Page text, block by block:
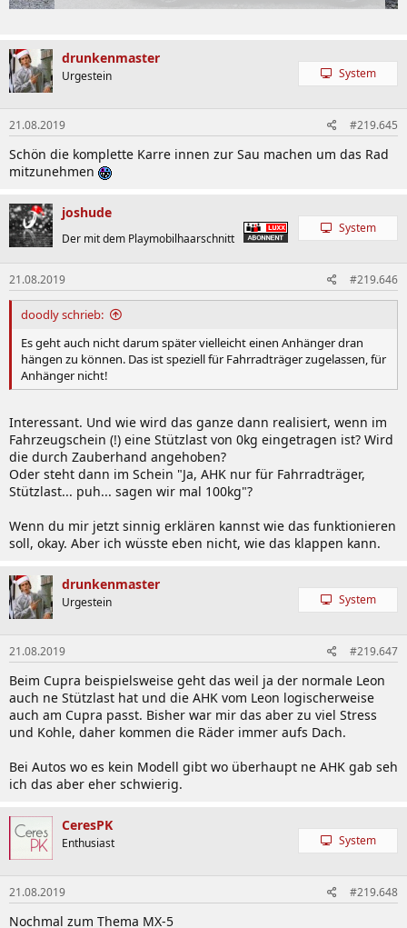
drunkenmaster
Urgestein System
21.08.2019 #219.645
Schön die komplette Karre innen zur Sau machen um das Rad
mitzunehmen
joshude
Der mit dem Playmobilhaarschnitt
System
21.08.2019 #219.646
doodly schrieb:
Es geht auch nicht darum später vielleicht einen Anhänger dran
hängen zu können. Das ist speziell für Fahrradträger zugelassen, für
Anhänger nicht!
Interessant. Und wie wird das ganze dann realisiert, wenn im
Fahrzeugschein (!) eine Stützlast von 0kg eingetragen ist? Wird
die durch Zauberhand angehoben?
Oder steht dann im Schein "Ja, AHK nur für Fahrradträger,
Stützlast... puh... sagen wir mal 100kg"?
Wenn du mir jetzt sinnig erklären kannst wie das funktionieren
soll, okay. Aber ich wüsste eben nicht, wie das klappen kann.
drunkenmaster
Urgestein System
21.08.2019 #219.647
Beim Cupra beispielsweise geht das weil ja der normale Leon
auch ne Stützlast hat und die AHK vom Leon logischerweise
auch am Cupra passt. Bisher war mir das aber zu viel Stress
und Kohle, daher kommen die Räder immer aufs Dach.
Bei Autos wo es kein Modell gibt wo überhaupt ne AHK gab seh
ich das aber eher schwierig.
CeresPK
Enthusiast System
21.08.2019 #219.648
Nochmal zum Thema MX-5